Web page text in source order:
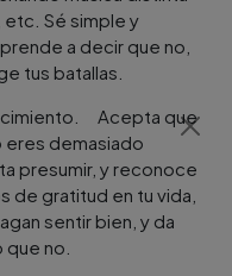
etc. Sé simple y
a decir que no,
tus batallas.
Acepta que
eres demasiado
presumir, y reconoce
gratitud en tu vida,
sentir bien, y da
no.